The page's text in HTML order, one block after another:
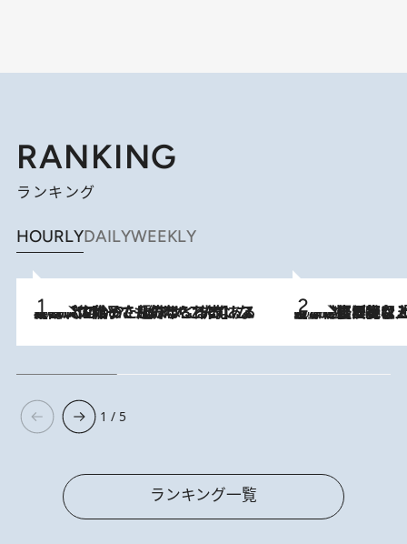
RANKING
ランキング
HOURLYDAILYWEEKLY
2026.8.5
【阿川佐和子さんの年とる力】なぜ70代で始めた趣味は“こんなに楽しい”のか？ ピアノ、俳句…スランプに陥っても続けられる“ある秘訣”とは 2026.8.5
【なぜ吉沢亮は「気配を消せる」のか？】興行収入208億の『国宝』を経て挑むミュージカル『ディア・エヴァン・ハンセン』。トップ俳優が舞台上でさらけ出した“孤独”とは
1 / 5
ランキング一覧